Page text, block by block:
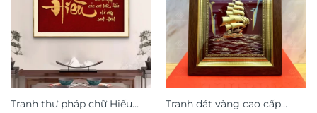
Tranh thư pháp chữ Hiếu
Tranh dát vàng cao cấp